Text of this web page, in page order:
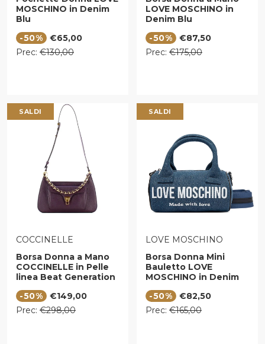
MOSCHINO in Denim
Blu
-50%
Prezzo di vendita
€65,00
Prezzo regolare
Prec: €130,00
LOVE MOSCHINO in
Denim Blu
-50%
Prezzo di vendita
€87,50
Prezzo regolare
Prec: €175,00
SALDI
VENDITORE:
COCCINELLE
Borsa Donna a Mano
COCCINELLE in Pelle
linea Beat Generation
-50%
Prezzo di vendita
€149,00
Prezzo regolare
Prec: €298,00
SALDI
VENDITORE:
LOVE MOSCHINO
Borsa Donna Mini
Bauletto LOVE
MOSCHINO in Denim
-50%
Prezzo di vendita
€82,50
Prezzo regolare
Prec: €165,00